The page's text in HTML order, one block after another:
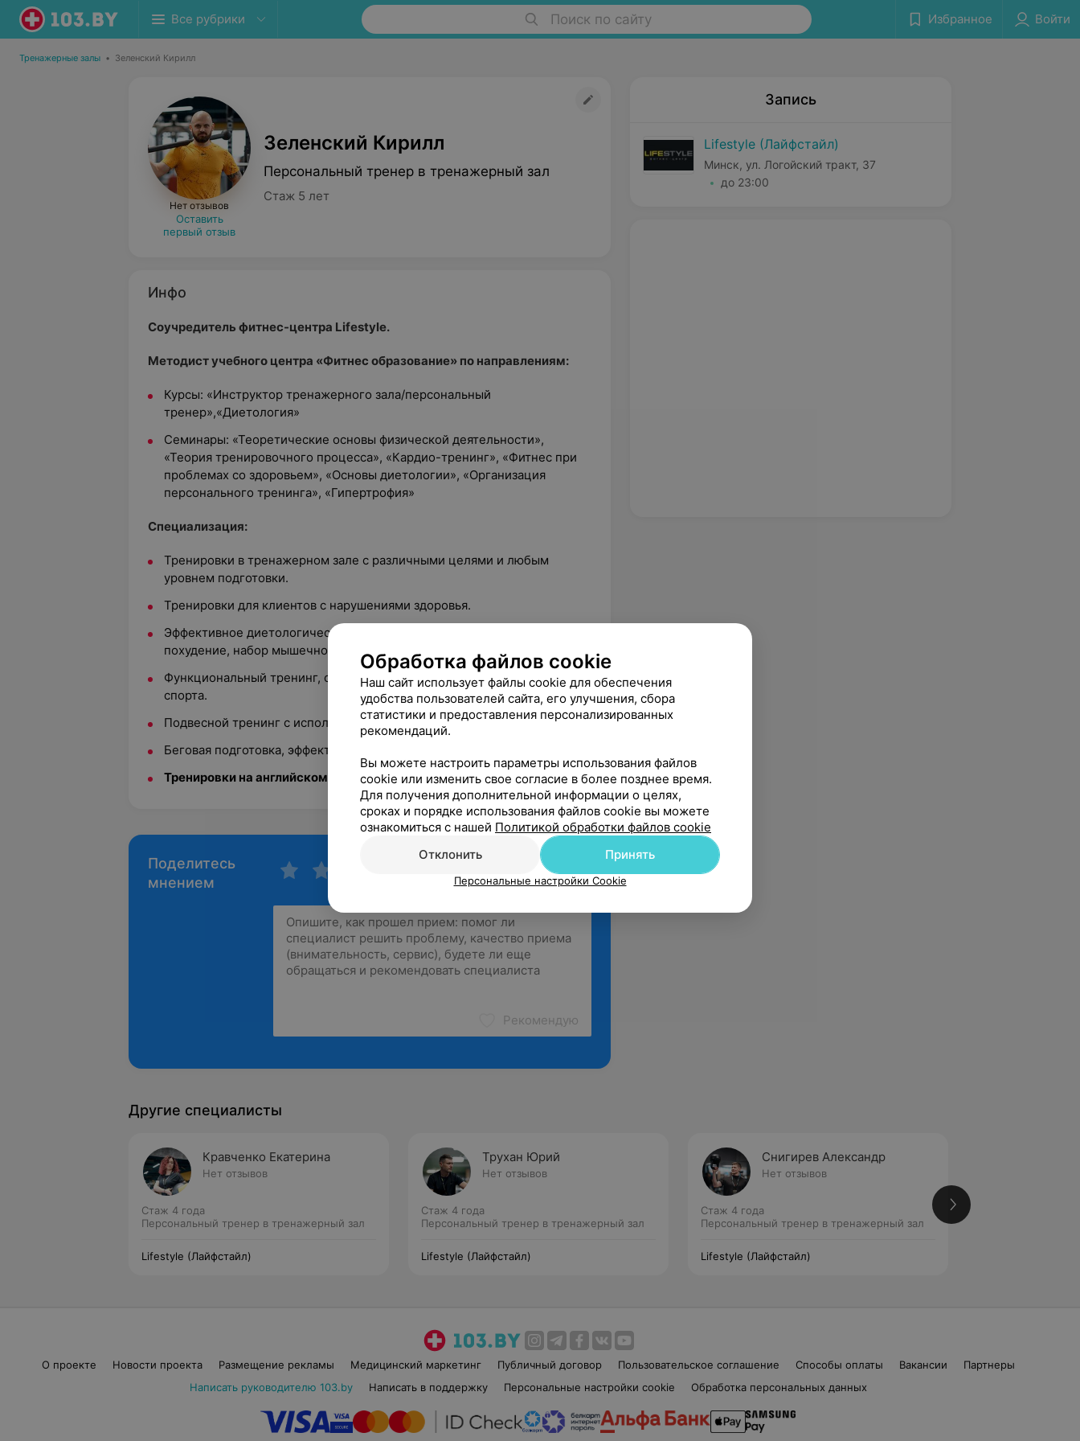
Все рубрики Поиск по сайту Избранное Войти
Тренажерные залы • Зеленский Кирилл
Нет отзывов
Оставить
первый отзыв
Зеленский Кирилл
Персональный тренер в тренажерный зал
Стаж 5 лет
Инфо
Соучредитель фитнес-центра Lifestyle.
Методист учебного центра «Фитнес образование» по направлениям:
Курсы: «Инструктор тренажерного зала/персональный
тренер»,«Диетология»
Семинары: «Теоретические основы физической деятельности»,
«Теория тренировочного процесса», «Кардио-тренинг», «Фитнес при
проблемах со здоровьем», «Основы диетологии», «Организация
персонального тренинга», «Гипертрофия»
Специализация:
Тренировки в тренажерном зале с различными целями и любым
уровнем подготовки.
Тренировки для клиентов с нарушениями здоровья.
Эффективное диетологическое сопровождение клиента (комфортное
похудение, набор мышечной массы).
Функциональный тренинг, специальная физическая подготовка для
спорта.
Подвесной тренинг с использованием TRX.
Беговая подготовка, эффективный кардио-тренинг.
Тренировки на английском языке.
Поделитесь
мнением
Рекомендую
Запись
Lifestyle (Лайфстайл)
Минск, ул. Логойский тракт, 37
до 23:00
Другие специалисты
Кравченко Екатерина
Нет отзывов
Стаж 4 года
Персональный тренер в тренажерный зал
Lifestyle (Лайфстайл)
Трухан Юрий
Нет отзывов
Стаж 4 года
Персональный тренер в тренажерный зал
Lifestyle (Лайфстайл)
Снигирев Александр
Нет отзывов
Стаж 4 года
Персональный тренер в тренажерный зал
Lifestyle (Лайфстайл)
О проекте Новости проекта Размещение рекламы Медицинский маркетинг Публичный договор Пользовательское соглашение Способы оплаты Вакансии
Партнеры
Написать руководителю 103.by
Написать в поддержку Персональные настройки cookie Обработка персональных данных
Обработка файлов cookie
Наш сайт использует файлы cookie для обеспечения
удобства пользователей сайта, его улучшения, сбора
статистики и предоставления персонализированных
рекомендаций.
Вы можете настроить параметры использования файлов
cookie или изменить свое согласие в более позднее время.
Для получения дополнительной информации о целях,
сроках и порядке использования файлов cookie вы можете
ознакомиться с нашей Политикой обработки файлов cookie
Отклонить
Принять
Персональные настройки Cookie